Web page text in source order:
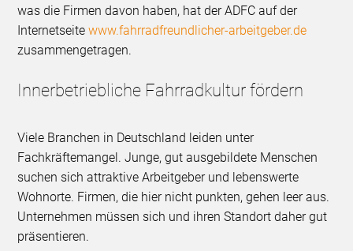
was die Firmen davon haben, hat der ADFC auf der
Internetseitewww.fahrradfreundlicher-arbeitgeber.de
zusammengetragen.
Innerbetriebliche Fahrradkultur fördern
Viele Branchen in Deutschland leiden unter
Fachkräftemangel. Junge, gut ausgebildete Menschen
suchen sich attraktive Arbeitgeber und lebenswerte
Wohnorte. Firmen, die hier nicht punkten, gehen leer aus.
Unternehmen müssen sich und ihren Standort daher gut
präsentieren.